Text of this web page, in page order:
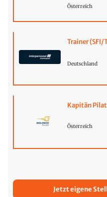
Österreich
Trainer (SFI/
Deutschland
Kapitän
Österreich
Jetzt eigene